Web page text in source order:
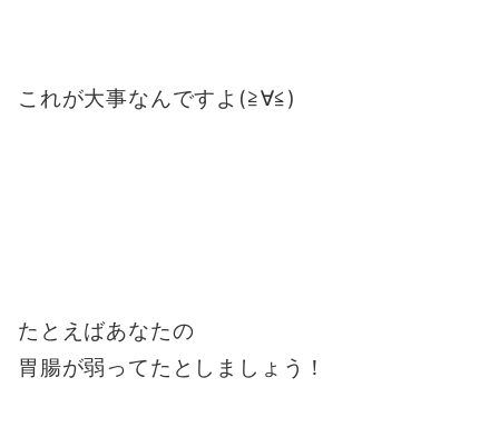
これが大事なんですよ(≧∀≦)
たとえばあなたの
胃腸が弱ってたとしましょう！